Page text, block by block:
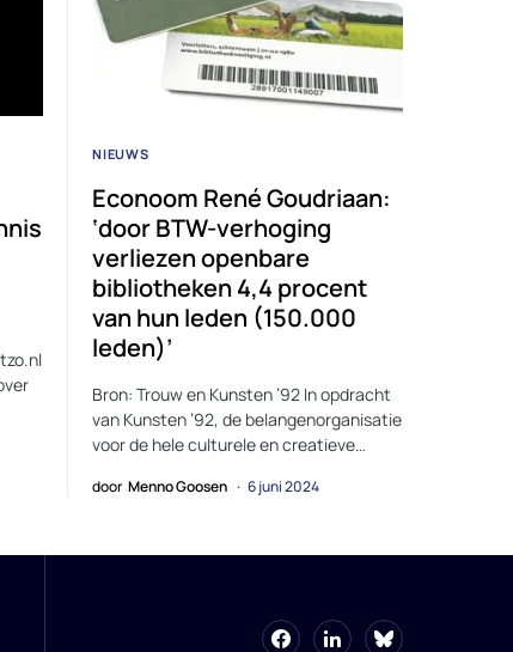
NIEUWS
Econoom René Goudriaan:
‘door BTW-verhoging
verliezen openbare
bibliotheken 4,4 procent
van hun leden (150.000
leden)’
Bron: Trouw en Kunsten ’92 In opdracht
van Kunsten ’92, de belangenorganisatie
voor de hele culturele en creatieve…
door Menno Goosen 6 juni 2024